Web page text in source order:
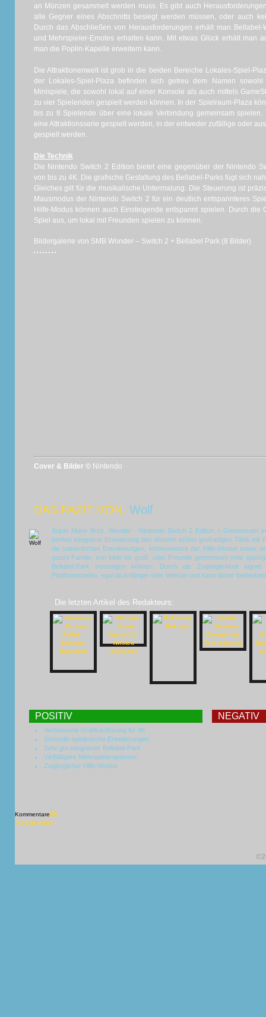
an Münzen gesammelt werden muss. Es gibt auch
alle Gegner eines Abschnitts besiegt werden müssen, oder auch
Durch das Abschließen von Herausforderungen erhält man
und Mehrspieler-Emotes erhalten kann. Mit etwas Glück erhält man
man die Poplin-Kapelle erweitern kann.
Die Attraktionenwelt ist grob in die beiden Bereiche Lokales-Spiel-
der Lokales-Spiel-Plaza befinden sich getreu dem Namen
Minispiele, die sowohl lokal auf einer Konsole als auch mittels
zu vier Spielenden gespielt werden können. In der Spielraum-Plaza
bis zu 8 Spielende über eine lokale Verbindung gemeinsam
eine Attraktionsserie gespielt werden, in der entweder zufällige oder
gespielt werden.
Die Technik
Die Nintendo Switch 2 Edition bietet eine gegenüber der Nintendo
von bis zu 4K. Die grafische Gestaltung des Bellabel-Parks fügt sich
Gleiches gilt für die musikalische Untermalung. Die Steuerung ist
Mausmodus der Nintendo Switch 2 für ein deutlich entspannteres
Hilfe-Modus können auch Einsteigende entspannt spielen. Durch die
Spiel aus, um lokal mit Freunden spielen zu können.
Bildergalerie von SMB Wonder – Switch 2 + Bellabel Park (8 Bilder)
Cover & Bilder © Nintendo
DAS FAZIT VON: Wolf
Super Mario Bros. Wonder - Nintendo Switch 2 Edition + Gemeinsam
perfekt integrierte Erweiterung des ohnehin schon großartigen Titels mit
die spielerischen Erweiterungen, insbesondere der Hilfe-Modus sowie
ganze Familie, von klein bis groß, oder Freunde gemeinsam viele
Bellabel-Park verbringen können. Durch die Zugänglichkeit
Plattformspielen, egal ob Anfänger oder Veteran und kann daher
Die letzten Artikel des Redakteurs:
POSITIV NEGATIV
Verbesserte Grafikauflösung für 4K
Sinnvolle spielerische Erweiterungen
Sehr gut integrierter Bellabel-Park
Vielfältigere Mehrspieleroptionen
Zugänglicher Hilfe-Modus
Kommentare[X]
[X] schließen